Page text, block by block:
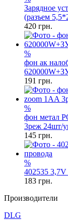
Зарядное
(разъем
420 грн.
%
фон ак
191 грн.
%
фон метал
3реж 24шт/
145 грн.
%
402535
183 грн.
Производители
DLG